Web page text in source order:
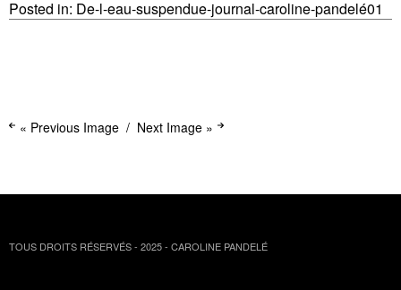
Posted in: De-l-eau-suspendue-journal-caroline-pandelé01
« Previous Image Next Image »
TOUS DROITS RÉSERVÉS - 2025 - CAROLINE PANDELÉ